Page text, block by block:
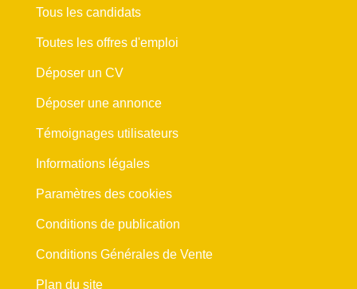
Tous les candidats
Toutes les offres d'emploi
Déposer un CV
Déposer une annonce
Témoignages utilisateurs
Informations légales
Paramètres des cookies
Conditions de publication
Conditions Générales de Vente
Plan du site